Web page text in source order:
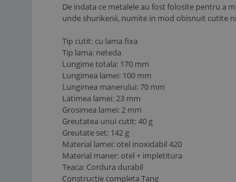
De indata ce metalele au fost folosite pentru a
unde shurikenii, numite in mod obisnuit cutite
Tip cutit: cu lama fixa
Tip lama: neteda
Lungime totala: 170 mm
Lungimea lamei: 100 mm
Lungimea manerului: 70 mm
Latimea lamei: 23 mm
Grosimea lamei: 2 mm
Greutatea unui cutit: 40 g
Greutate set: 142 g
Material lamei: otel inoxidabil 420
Material maner: otel + impletitura
Teaca: Cordura durabil
Constructie completa Tang